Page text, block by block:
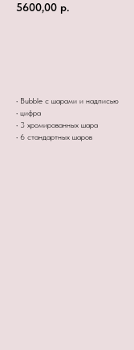
5600,00 р.
• Bubble с шарами и надписью
• цифра
• 3 хромированных шара
• 6 стандартных шаров